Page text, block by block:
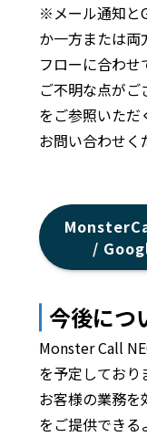
※メール通知と
か一方または両
フローに合わせ
ご不明な点が
をご参照いただ
お問い合わせく
/
今後につ
Monster Call
を予定しており
お客様の業務を
をご提供できる